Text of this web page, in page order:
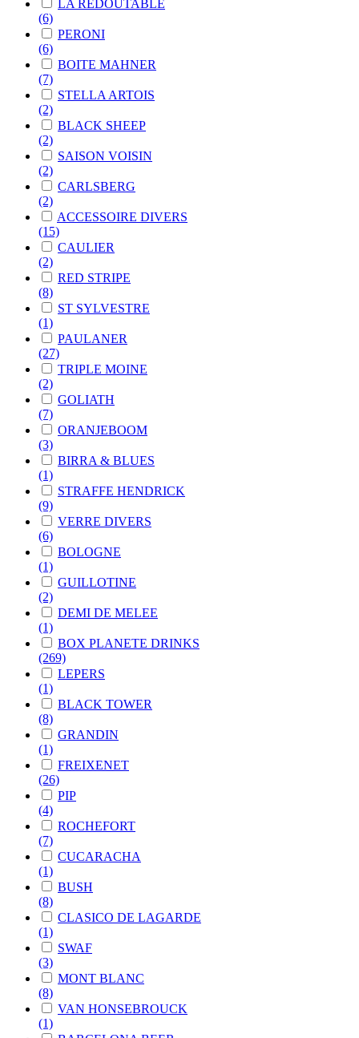
LA REDOUTABLE
(6)
PERONI
(6)
BOITE MAHNER
(7)
STELLA ARTOIS
(2)
BLACK SHEEP
(2)
SAISON VOISIN
(2)
CARLSBERG
(2)
ACCESSOIRE DIVERS
(15)
CAULIER
(2)
RED STRIPE
(8)
ST SYLVESTRE
(1)
PAULANER
(27)
TRIPLE MOINE
(2)
GOLIATH
(7)
ORANJEBOOM
(3)
BIRRA & BLUES
(1)
STRAFFE HENDRICK
(9)
VERRE DIVERS
(6)
BOLOGNE
(1)
GUILLOTINE
(2)
DEMI DE MELEE
(1)
BOX PLANETE DRINKS
(269)
LEPERS
(1)
BLACK TOWER
(8)
GRANDIN
(1)
FREIXENET
(26)
PIP
(4)
ROCHEFORT
(7)
CUCARACHA
(1)
BUSH
(8)
CLASICO DE LAGARDE
(1)
SWAF
(3)
MONT BLANC
(8)
VAN HONSEBROUCK
(1)